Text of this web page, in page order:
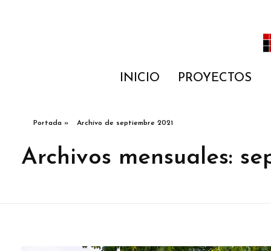
INICIO PROYECTOS
Portada » Archivo de septiembre 2021
Archivos mensuales: